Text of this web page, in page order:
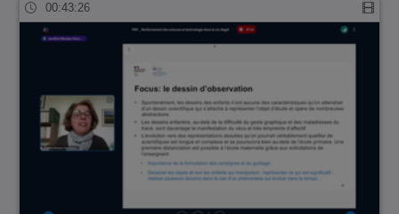
00:43:26